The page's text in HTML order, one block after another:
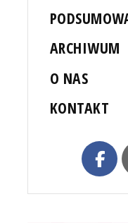
ARCHIWUM
O NAS
KONTAKT